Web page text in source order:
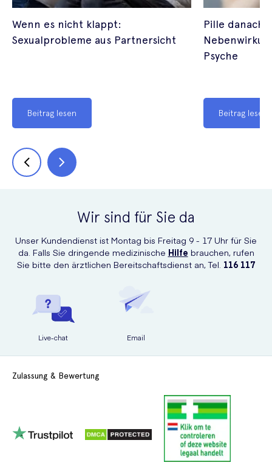
Wenn es nicht klappt:
Sexualprobleme aus Partnersicht
Beitrag lesen
Pille danach
Psyche
Beitrag lesen
Wir sind für Sie da
Unser Kundendienst ist Montag bis Freitag 9 - 17 Uhr für Sie
da. Falls Sie dringende medizinische Hilfe brauchen, rufen
Sie bitte den ärztlichen Bereitschaftsdienst an, Tel. 116 117
Live-chat Email
Zulassung & Bewertung